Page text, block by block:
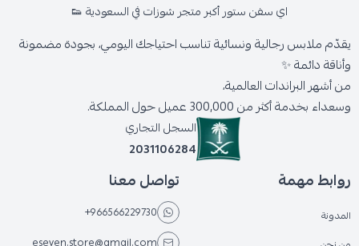
اي سفن ستور أكبر متجر شوزات في السعودية 👟
يقدّم ملابس رجالية ونسائية تناسب احتياجك اليومي، بجودة مضمونة
وأناقة دائمة ✨
من أشهر البراندات العالمية،
وسعداء بخدمة أكثر من 300,000 عميل حول المملكة.
السجل التجاري
2031106284
روابط مهمة
المدونة
تواصل معنا
+966566229730